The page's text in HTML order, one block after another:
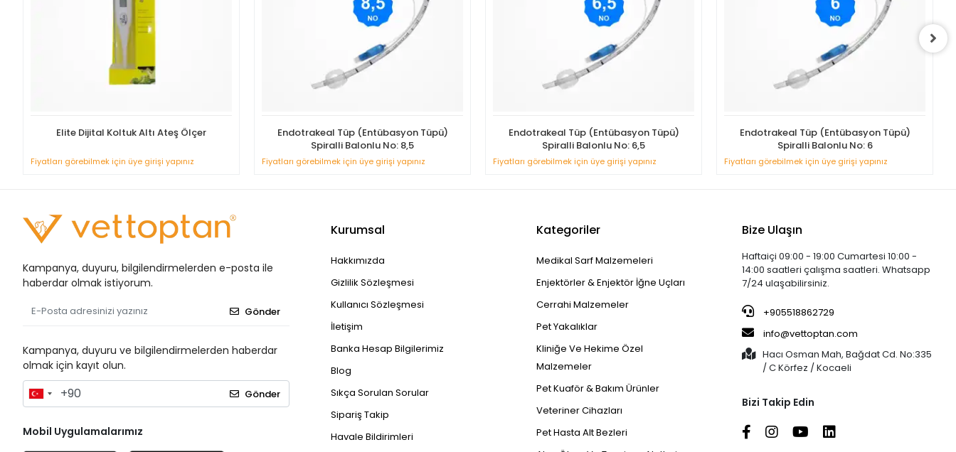
Elite Dijital Koltuk Altı Ateş Ölçer
Fiyatları görebilmek için üye girişi yapınız
Endotrakeal Tüp (Entübasyon Tüpü)
Spiralli Balonlu No: 8,5
Fiyatları görebilmek için üye girişi yapınız
Endotrakeal Tüp (Entübasyon Tüpü)
Spiralli Balonlu No: 6,5
Fiyatları görebilmek için üye girişi yapınız
Endotrakeal Tüp (Entübasyon Tüpü)
Spiralli Balonlu No: 6
Fiyatları görebilmek için üye girişi yapınız
Kampanya, duyuru, bilgilendirmelerden e-posta ile
haberdar olmak istiyorum.
Gönder
Kampanya, duyuru ve bilgilendirmelerden haberdar
olmak için kayıt olun.
Gönder
Mobil Uygulamalarımız
Kurumsal
Hakkımızda
Gizlilik Sözleşmesi
Kullanıcı Sözleşmesi
İletişim
Banka Hesap Bilgilerimiz
Blog
Sıkça Sorulan Sorular
Sipariş Takip
Havale Bildirimleri
Kategoriler
Medikal Sarf Malzemeleri
Enjektörler & Enjektör İğne Uçları
Cerrahi Malzemeler
Pet Yakalıklar
Kliniğe Ve Hekime Özel
Malzemeler
Pet Kuaför & Bakım Ürünler
Veteriner Cihazları
Pet Hasta Alt Bezleri
Bize Ulaşın
Haftaiçi 09:00 - 19:00 Cumartesi 10:00 -
14:00 saatleri çalışma saatleri. Whatsapp
7/24 ulaşabilirsiniz.
+905518862729
info@vettoptan.com
Hacı Osman Mah, Bağdat Cd. No:335
/ C Körfez / Kocaeli
Bizi Takip Edin